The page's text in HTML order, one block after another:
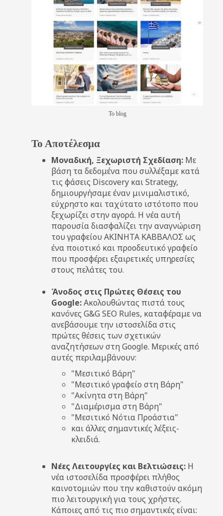
Το blog
Το Αποτέλεσμα
Μοναδική, Ξεχωριστή Σχεδίαση: Με
βάση τα δεδομένα που συλλέξαμε κατά
τις φάσεις Discovery και Strategy,
δημιουργήσαμε έναν μινιμαλιστικό,
εύχρηστο και ταχύτατο ιστότοπο που
ξεχωρίζει στην αγορά. Η νέα αυτή
παρουσία διασφαλίζει την αναγνώριση
του γραφείου ΑΚΙΝΗΤΑ ΚΑΒΒΑΛΟΣ ως
ένα ποιοτικό και προοδευτικό γραφείο
που προσφέρει εξαιρετικές υπηρεσίες
στους πελάτες του.
Άνοδος στις Πρώτες Θέσεις του
Google:Ακολουθώντας πιστά τους
κανόνες G&G SEO Rules, καταφέραμε να
ανεβάσουμε την ιστοσελίδα στις
πρώτες θέσεις των σχετικών
αναζητήσεων στη Google. Μερικές από
αυτές περιλαμβάνουν:
"Μεσιτικό Βάρη"
"Μεσιτικό γραφείο στη Βάρη"
"Ακίνητα στη Βάρη"
"Διαμέρισμα στη Βάρη"
"Μεσιτικό Νότια Προάστια"
και άλλες σημαντικές λέξεις-
κλειδιά.
Νέες Λειτουργίες και Βελτιώσεις: Η
νέα ιστοσελίδα προσφέρει πλήθος
καινοτομιών που την καθιστούν ακόμη
πιο λειτουργική για τους χρήστες.
Κάποιες από τις πιο σημαντικές είναι: